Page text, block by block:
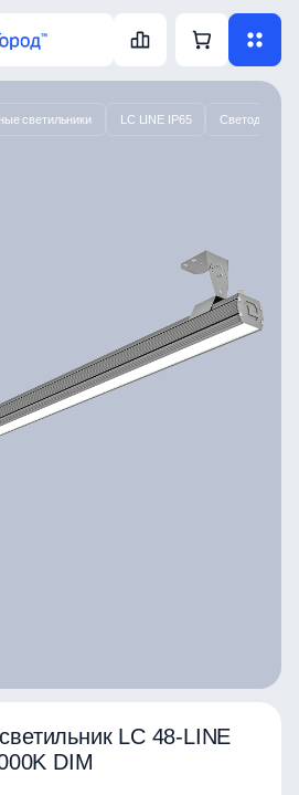
светильники LC LINE IP65
LC 48-LINE
DIM